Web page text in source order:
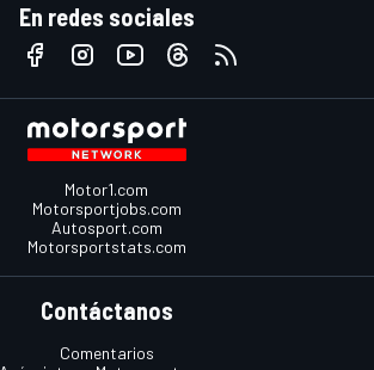
En redes sociales
Motor1.com
Motorsportjobs.com
Autosport.com
Motorsportstats.com
Contáctanos
Comentarios